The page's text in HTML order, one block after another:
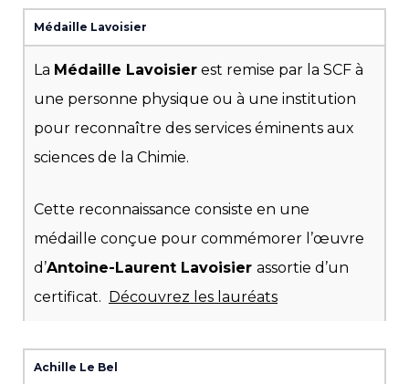
Médaille Lavoisier
La Médaille Lavoisier est remise par la SCF à
une personne physique ou à une institution
pour reconnaître des services éminents aux
sciences de la Chimie.
Cette reconnaissance consiste en une
médaille conçue pour commémorer l’œuvre
d’Antoine-Laurent Lavoisier assortie d’un
certificat.
Découvrez les lauréats
Achille Le Bel